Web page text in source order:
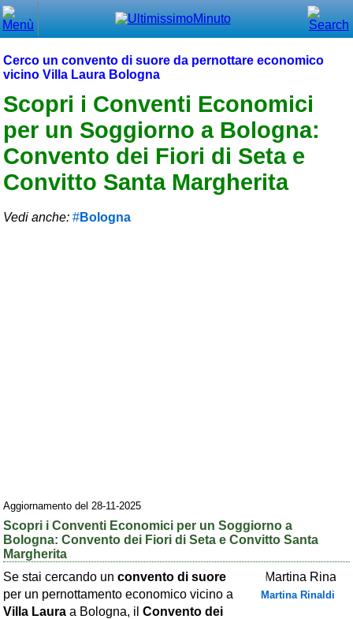
Cerco un convento di suore da pernottare economico
vicino Villa Laura Bologna
Scopri i Conventi Economici
per un Soggiorno a Bologna:
Convento dei Fiori di Seta e
Convitto Santa Margherita
Vedi anche: Bologna
Aggiornamento del 28-11-2025
Scopri i Conventi Economici per un Soggiorno a
Bologna: Convento dei Fiori di Seta e Convitto Santa
Margherita
Martina Rinaldi
Se stai cercando un convento di suore
per un pernottamento economico vicino a
Villa Laura a Bologna, il Convento dei
Menù principale
⌂ Home
🕐 Last Minute
🕐 First Minute
🔍 Cerca
Trova vicino a te
Area riservata
Chi siamo
Ambienti
≋ Mare